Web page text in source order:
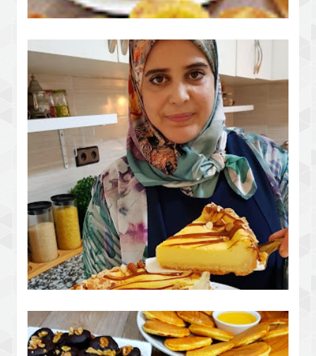
طورطة ميكست بالفواكه جافة
وحريشات منسمين
طورطة الياغورت بالعجينة العجيبة